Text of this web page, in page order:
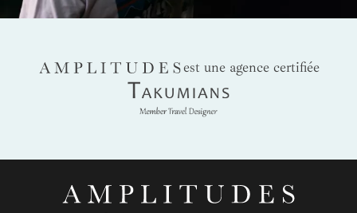
AMPLITUDES
est une agence certifiée
Takumians